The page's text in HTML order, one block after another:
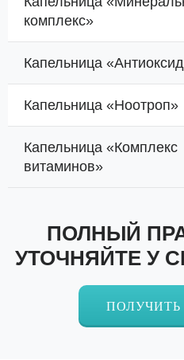
комплекс»
Капельница
Капельница «Ноотроп»
Капельница «Комплекс
витаминов»
ПОЛНЫЙ
УТОЧНЯЙТЕ У